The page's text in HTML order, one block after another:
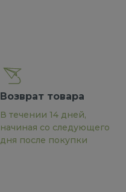
Возврат товара
В течении 14 дней,
начиная со следующего
дня после покупки